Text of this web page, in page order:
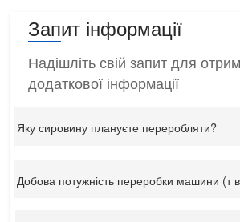
Запит інформації
Надішліть свій запит для
додаткової інформації